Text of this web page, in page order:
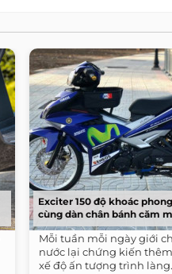
Exciter 150 độ khoác
cùng dàn chân bánh căm
Mỗi tuần mỗi ngày giới
nước lại chứng kiến
xế độ ấn tượng trình